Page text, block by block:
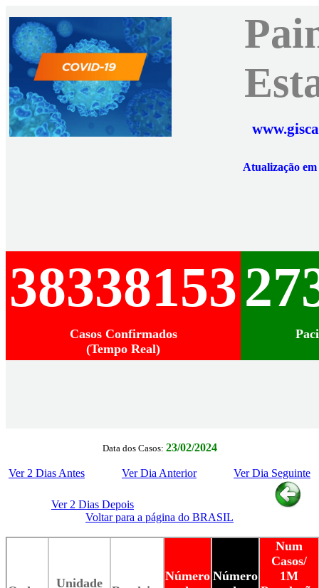
Atualização
38338153
Casos Confirmados
(Tempo Real)
Data dos Casos: 23/02/2024
Ver 2 Dias Antes Ver Dia Anterior Ver Dia Seguinte
Ver 2 Dias Depois
Voltar para a página do BRASIL
Unidade
Número Número
Num
Casos/
1M